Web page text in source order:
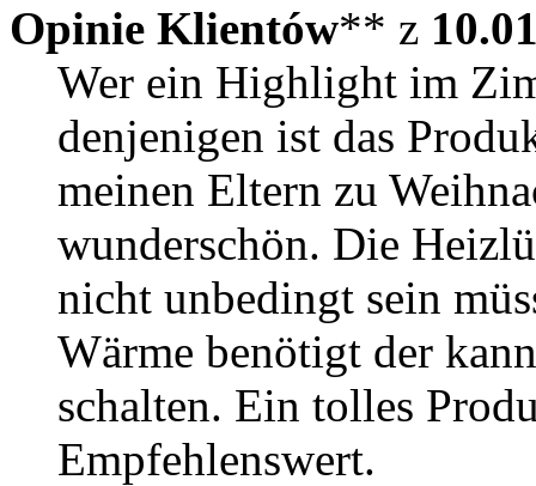
Opinie Klientów** z
Wer ein Highlight im
denjenigen ist das
meinen Eltern zu
wunderschön. Die
nicht unbedingt sein
Wärme benötigt der
schalten. Ein tolles
Empfehlenswert.